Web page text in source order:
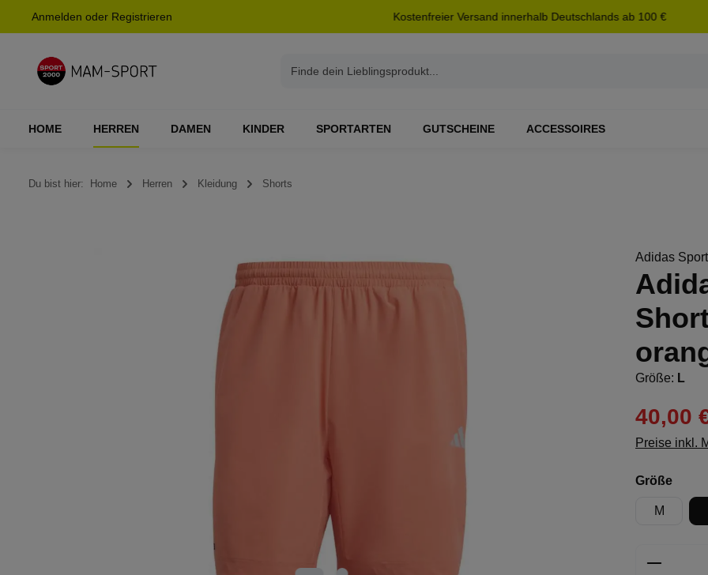
Zur Hauptnavigation springen
Anmelden oder Registrieren Kostenfreier Versand innerhalb Deutschlands ab 100 €
HOME HERREN DAMEN KINDER SPORTARTEN GUTSCHEINE ACCESSOIRES
Du bist hier: Home Herren Kleidung Shorts
Adidas
Größe: L
40,00
Preise inkl.
Größe
M